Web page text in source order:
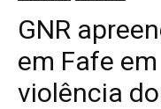
GNR
em Fafe
violência